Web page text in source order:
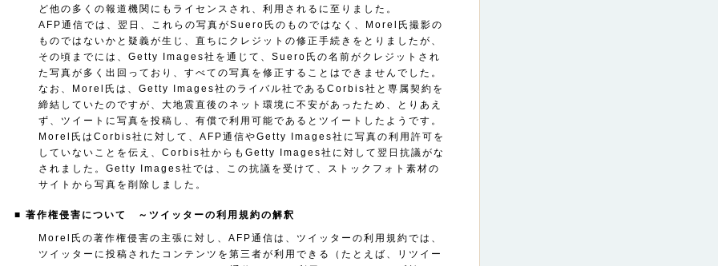
ど他の多くの報道機関にもライセンスされ、利用されるに至りました。
AFP通信では、翌日、これらの写真がSuero氏のものではなく、Morel氏撮影の
ものではないかと疑義が生じ、直ちにクレジットの修正手続きをとりましたが、
その頃までには、Getty Images社を通じて、Suero氏の名前がクレジットされ
た写真が多く出回っており、すべての写真を修正することはできませんでした。
なお、Morel氏は、Getty Images社のライバル社であるCorbis社と専属契約を
締結していたのですが、大地震直後のネット環境に不安があったため、とりあえ
ず、ツイートに写真を投稿し、有償で利用可能であるとツイートしたようです。
Morel氏はCorbis社に対して、AFP通信やGetty Images社に写真の利用許可を
していないことを伝え、Corbis社からもGetty Images社に対して翌日抗議がな
されました。Getty Images社では、この抗議を受けて、ストックフォト素材の
サイトから写真を削除しました。
■ 著作権侵害について ～ツイッターの利用規約の解釈
Morel氏の著作権侵害の主張に対し、AFP通信は、ツイッターの利用規約では、
ツイッターに投稿されたコンテンツを第三者が利用できる（たとえば、リツイー